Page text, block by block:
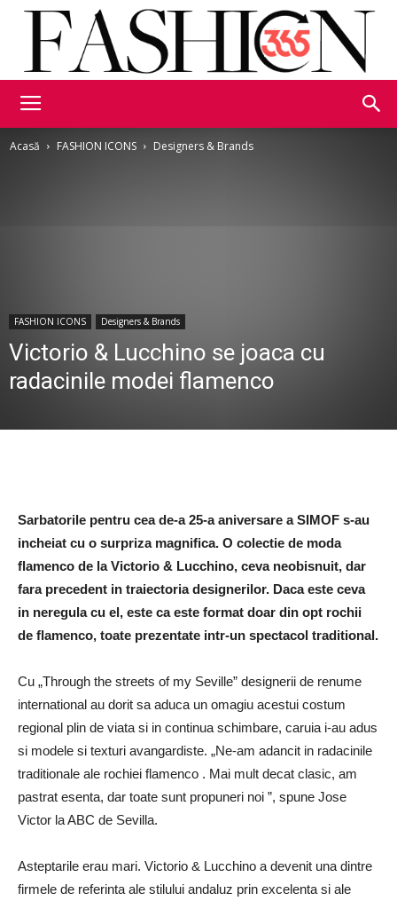
Acasă FASHION ICONS Designers & Brands
FASHION ICONS Designers & Brands
Victorio & Lucchino se joaca cu
radacinile modei flamenco
Sarbatorile pentru cea de-a 25-a aniversare a SIMOF s-au
incheiat cu o surpriza magnifica. O colectie de moda
flamenco de la Victorio & Lucchino, ceva neobisnuit, dar
fara precedent in traiectoria designerilor. Daca este ceva
in neregula cu el, este ca este format doar din opt rochii
de flamenco, toate prezentate intr-un spectacol traditional.
Cu „Through the streets of my Seville” designerii de renume
international au dorit sa aduca un omagiu acestui costum
regional plin de viata si in continua schimbare, caruia i-au adus
si modele si texturi avangardiste. „Ne-am adancit in radacinile
traditionale ale rochiei flamenco . Mai mult decat clasic, am
pastrat esenta, dar toate sunt propuneri noi ”, spune Jose
Victor la ABC de Sevilla.
Asteptarile erau mari. Victorio & Lucchino a devenit una dintre
firmele de referinta ale stilului andaluz prin excelenta si ale